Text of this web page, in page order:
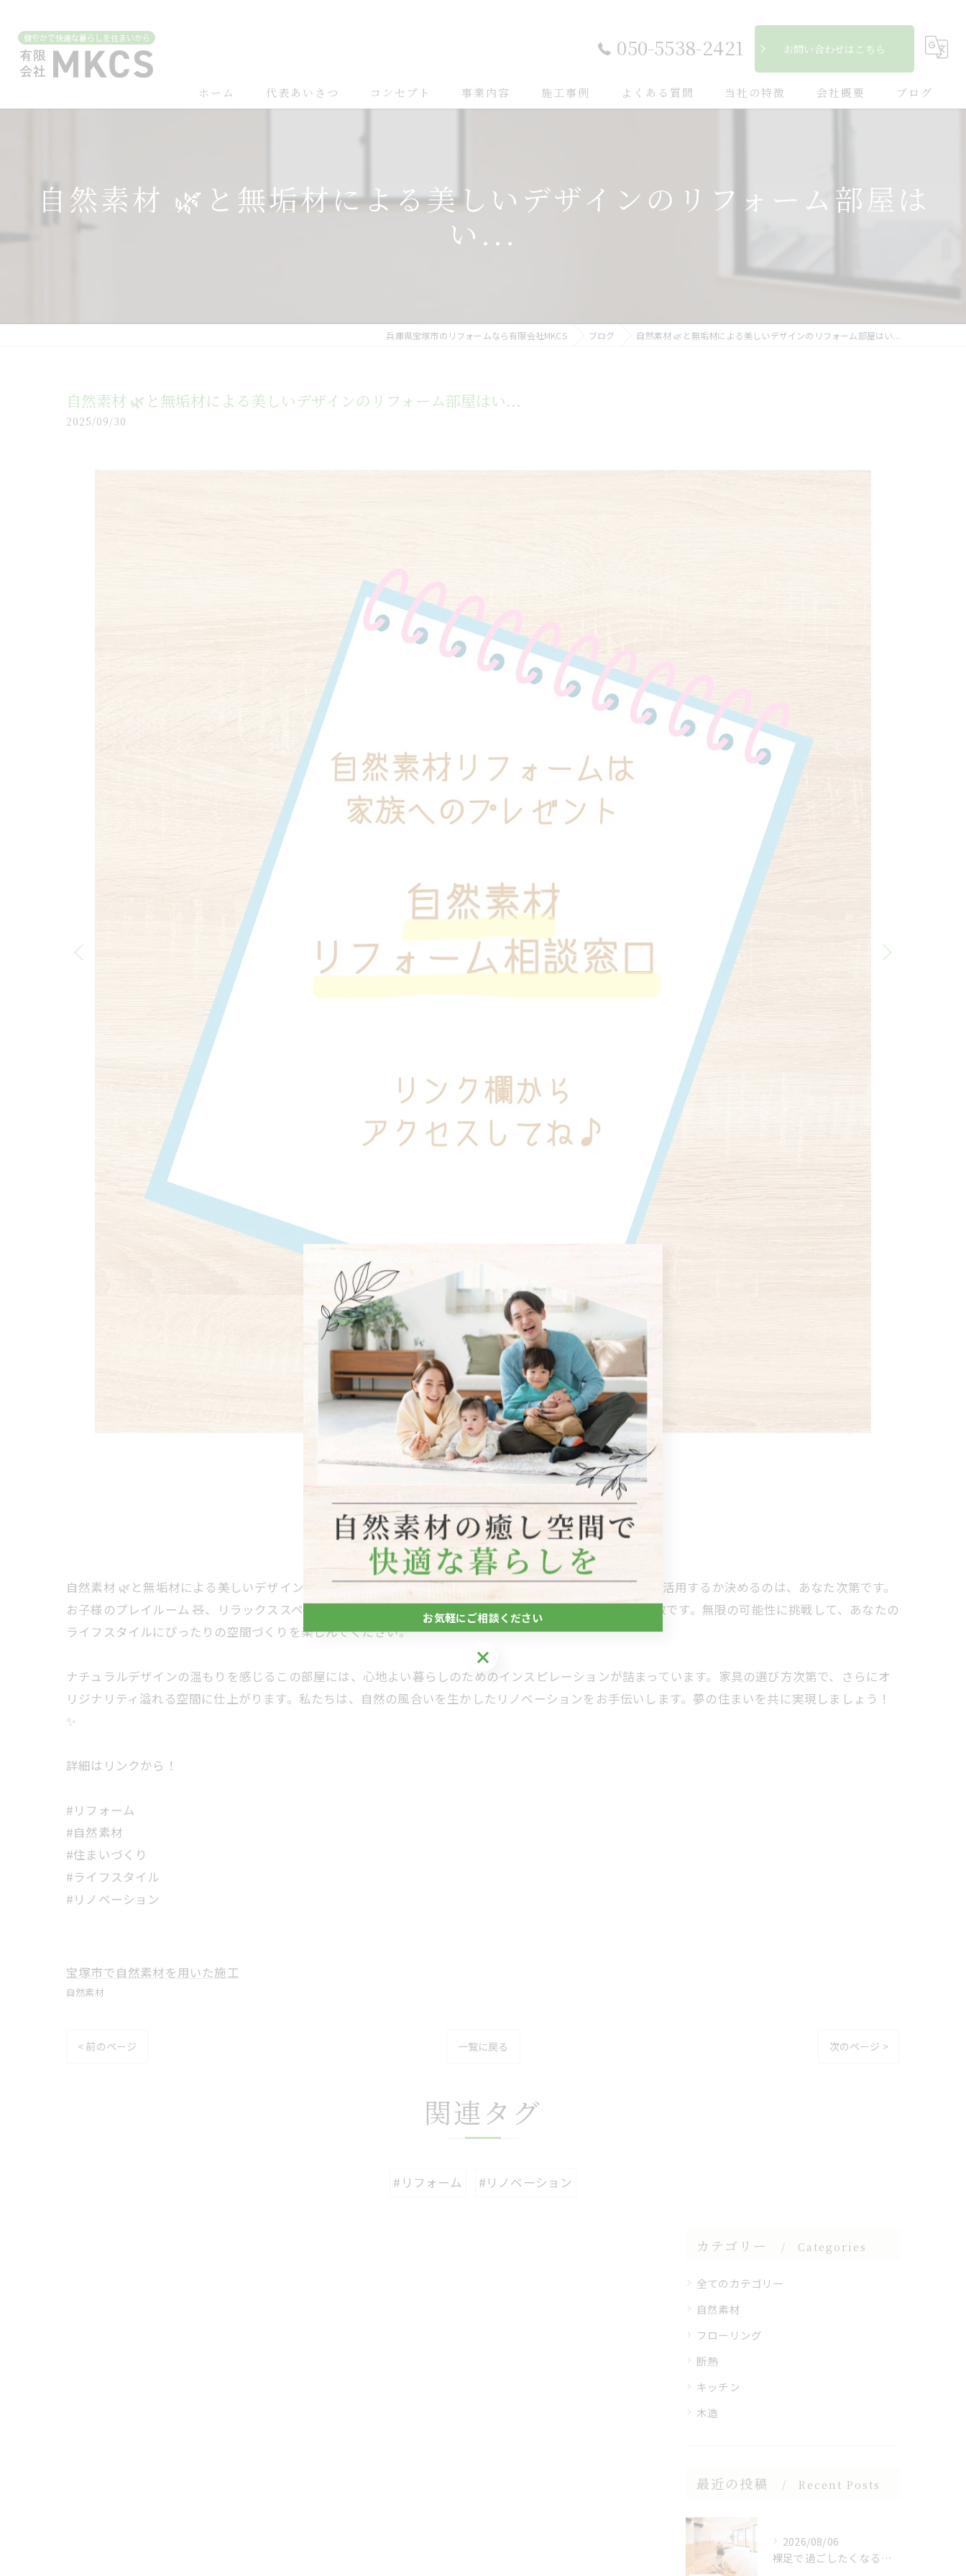
050-5538-2421 お問い合わせはこちら
ホーム 代表あいさつ コンセプト 事業内容 施工事例 よくある質問 当社の特徴
断熱
木造
会社概要 ブログ
自然素材 🌿と無垢材による美しいデザインのリフォーム部屋は
い...
兵庫県宝塚市のリフォームなら有限会社MKCS ブログ 自然素材 🌿と無垢材による美しいデザインのリフォーム部屋はい...
自然素材 🌿と無垢材による美しいデザインのリフォーム部屋はい...
2025/09/30
自然素材 🌿と無垢材による美しいデザインのリフォーム部屋はいかがでしょうか？このお部屋をどのように活用するか決めるのは、あなた次第です。
お子様のプレイルーム 🧸、リラックススペース 🛋、またはおしゃれなホームオフィス 📚として使っても素敵です。無限の可能性に挑戦して、あなたの
ライフスタイルにぴったりの空間づくりを楽しんでください。
ナチュラルデザインの温もりを感じるこの部屋には、心地よい暮らしのためのインスピレーションが詰まっています。家具の選び方次第で、さらにオ
リジナリティ溢れる空間に仕上がります。私たちは、自然の風合いを生かしたリノベーションをお手伝いします。夢の住まいを共に実現しましょう！
✨
詳細はリンクから！
#リフォーム
#自然素材
#住まいづくり
#ライフスタイル
#リノベーション
宝塚市で自然素材を用いた施工
自然素材
< 前のページ 一覧に戻る 次のページ >
関連タグ
#リフォーム #リノベーション
カテゴリー Categories
全てのカテゴリー
自然素材
フローリング
断熱
キッチン
木造
最近の投稿 Recent Posts
2026/08/06
裸足で過ごしたくなる、木のぬくもりを感じる床🌿
お気軽にご相談ください
お気軽にご相談ください